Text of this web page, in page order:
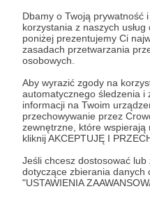
Dbamy o Twoją prywatność
korzystania z naszych
poniżej prezentujemy Ci
zasadach przetwarzania
osobowych.
Aby wyrazić zgody na
automatycznego śledzenia i
informacji na Twoim
przechowywanie przez
zewnętrzne, które wspierają
kliknij AKCEPTUJĘ I
Jeśli chcesz dostosować
dotyczące zbierania danych
"USTAWIENIA
12.07.2022 ● Brak komentarzy
Matthias Jaissle.
Matthias Jaissle w
2 w diamencie z bocznymi
zapewniającymi drużynie
się w obronie
ze środkowymi obrońcami
Jaissle RedBull